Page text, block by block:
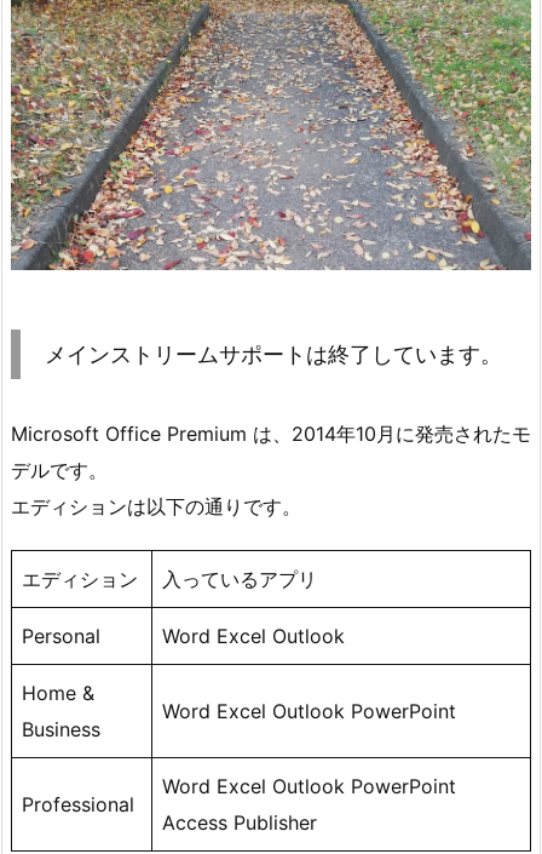
メインストリームサポートは終了しています。
Microsoft Office Premium は、2014年10月に発売されたモ
デルです。
エディションは以下の通りです。
エディション 入っているアプリ
Personal Word Excel Outlook
Home &
Business
Word Excel Outlook PowerPoint
Professional
Word Excel Outlook PowerPoint
Access Publisher